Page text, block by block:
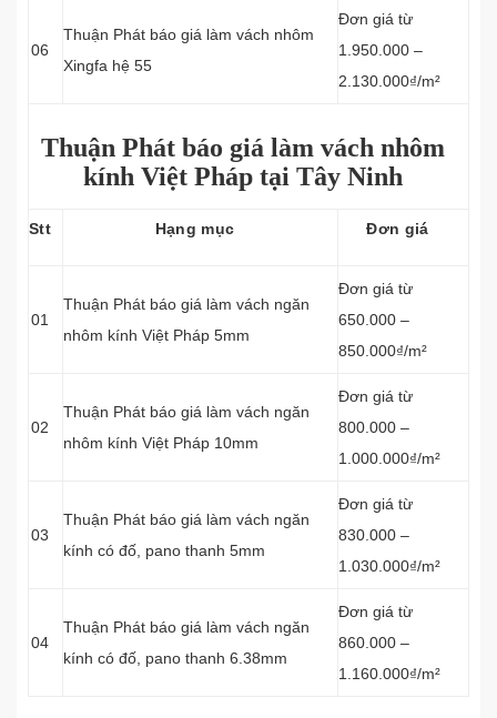
06
Thuận Phát báo giá làm vách nhôm
Xingfa hệ 55
Đơn giá từ
1.950.000 –
2.130.000₫/m²
Thuận Phát báo giá làm vách nhôm
kính Việt Pháp tại Tây Ninh
Stt Hạng mục Đơn giá
01
Thuận Phát báo giá làm vách ngăn
nhôm kính Việt Pháp 5mm
Đơn giá từ
650.000 –
850.000₫/m²
02
Thuận Phát báo giá làm vách ngăn
nhôm kính Việt Pháp 10mm
Đơn giá từ
800.000 –
1.000.000₫/m²
03
Thuận Phát báo giá làm vách ngăn
kính có đố, pano thanh 5mm
Đơn giá từ
830.000 –
1.030.000₫/m²
04
Thuận Phát báo giá làm vách ngăn
kính có đố, pano thanh 6.38mm
Đơn giá từ
860.000 –
1.160.000₫/m²